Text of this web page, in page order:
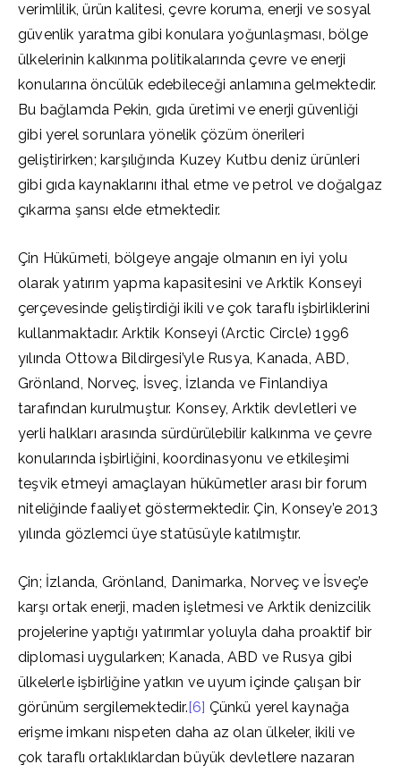
verimlilik, ürün kalitesi, çevre koruma, enerji ve sosyal
güvenlik yaratma gibi konulara yoğunlaşması, bölge
ülkelerinin kalkınma politikalarında çevre ve enerji
konularına öncülük edebileceği anlamına gelmektedir.
Bu bağlamda Pekin, gıda üretimi ve enerji güvenliği
gibi yerel sorunlara yönelik çözüm önerileri
geliştirirken; karşılığında Kuzey Kutbu deniz ürünleri
gibi gıda kaynaklarını ithal etme ve petrol ve doğalgaz
çıkarma şansı elde etmektedir.
Çin Hükümeti, bölgeye angaje olmanın en iyi yolu
olarak yatırım yapma kapasitesini ve Arktik Konseyi
çerçevesinde geliştirdiği ikili ve çok taraflı işbirliklerini
kullanmaktadır. Arktik Konseyi (Arctic Circle) 1996
yılında Ottowa Bildirgesi’yle Rusya, Kanada, ABD,
Grönland, Norveç, İsveç, İzlanda ve Finlandiya
tarafından kurulmuştur. Konsey, Arktik devletleri ve
yerli halkları arasında sürdürülebilir kalkınma ve çevre
konularında işbirliğini, koordinasyonu ve etkileşimi
teşvik etmeyi amaçlayan hükümetler arası bir forum
niteliğinde faaliyet göstermektedir. Çin, Konsey’e 2013
yılında gözlemci üye statüsüyle katılmıştır.
Çin; İzlanda, Grönland, Danimarka, Norveç ve İsveç’e
karşı ortak enerji, maden işletmesi ve Arktik denizcilik
projelerine yaptığı yatırımlar yoluyla daha proaktif bir
diplomasi uygularken; Kanada, ABD ve Rusya gibi
ülkelerle işbirliğine yatkın ve uyum içinde çalışan bir
görünüm sergilemektedir.[6] Çünkü yerel kaynağa
erişme imkanı nispeten daha az olan ülkeler, ikili ve
çok taraflı ortaklıklardan büyük devletlere nazaran